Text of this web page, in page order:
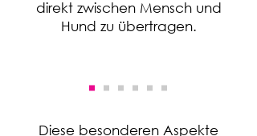
direkt zwischen Mensch und
Hund zu übertragen.
​Diese besonderen Aspekte